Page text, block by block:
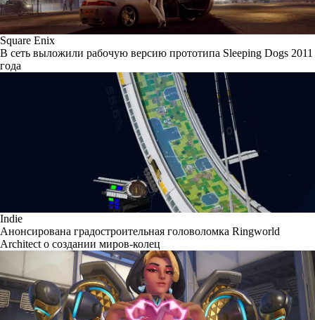
Square Enix
В сеть выложили рабочую версию прототипа Sleeping Dogs 2011
года
Indie
Анонсирована градостроительная головоломка Ringworld
Architect о создании миров-колец